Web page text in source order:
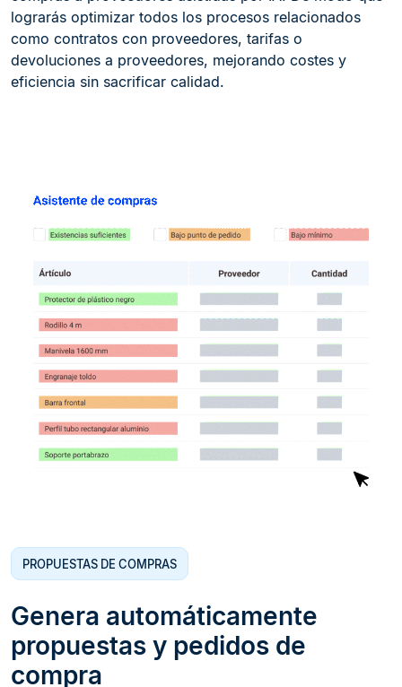
lograrás optimizar todos los procesos relacionados
como contratos con proveedores, tarifas o
devoluciones a proveedores, mejorando costes y
eficiencia sin sacrificar calidad.
PROPUESTAS DE COMPRAS
Genera automáticamente
propuestas y pedidos de
compra